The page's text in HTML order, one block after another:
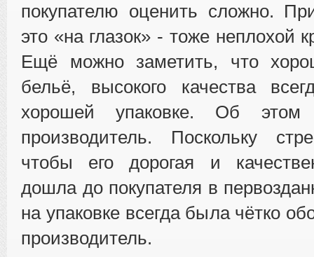
покупателю оценить сложно.
это «на глазок» - тоже неплохой
Ещё можно заметить, что
бельё, высокого качества
хорошей упаковке. Об этом
производитель. Поскольку
чтобы его дорогая и
дошла до покупателя в
на упаковке всегда была чётко
производитель.